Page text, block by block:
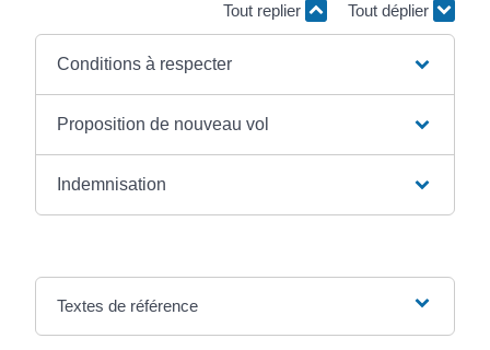
Tout replier Tout déplier
Conditions à respecter
Proposition de nouveau vol
Indemnisation
Textes de référence